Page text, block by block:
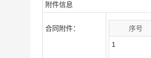
附件信息
合同附件： 序号
1